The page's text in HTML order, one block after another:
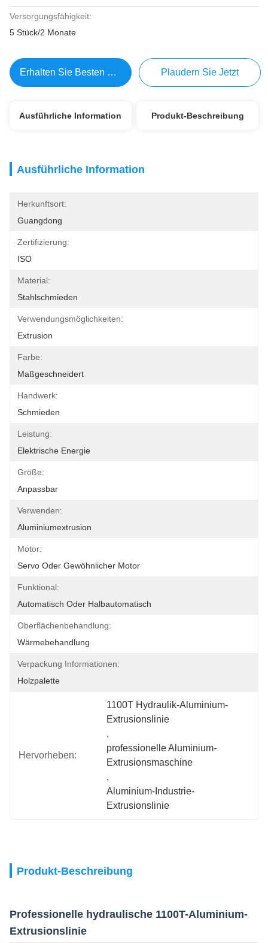
Versorgungsfähigkeit:
5 Stück/2 Monate
Erhalten Sie Besten Preis Plaudern Sie Jetzt
Ausführliche Information Produkt-Beschreibung
Ausführliche Information
Herkunftsort:
Guangdong
Zertifizierung:
ISO
Material:
Stahlschmieden
Verwendungsmöglichkeiten:
Extrusion
Farbe:
Maßgeschneidert
Handwerk:
Schmieden
Leistung:
Elektrische Energie
Größe:
Anpassbar
Verwenden:
Aluminiumextrusion
Motor:
Servo Oder Gewöhnlicher Motor
Funktional:
Automatisch Oder Halbautomatisch
Oberflächenbehandlung:
Wärmebehandlung
Verpackung Informationen:
Holzpalette
Hervorheben:
1100T Hydraulik-Aluminium-
Extrusionslinie
,
professionelle Aluminium-
Extrusionsmaschine
,
Aluminium-Industrie-
Extrusionslinie
Produkt-Beschreibung
Professionelle hydraulische 1100T-Aluminium-
Extrusionslinie